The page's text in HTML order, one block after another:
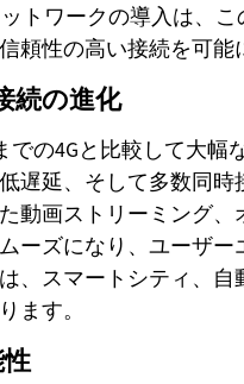
トワークの導入は、
性の高い接続を可能
続の進化
の4Gと比較して大幅
遅延、そして多数同時
動画ストリーミング、
ーズになり、ユーザー
、スマートシティ、自
ます。